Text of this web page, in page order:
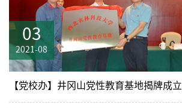
03
2021-08
【党校办】井冈山党性教育基地揭牌成立